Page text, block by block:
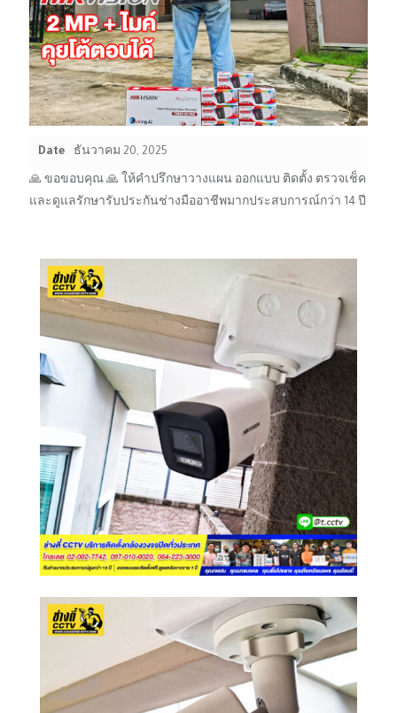
Date ธันวาคม 20, 2025
🙏 ขอขอบคุณ 🙏 ให้คำปรึกษาวางแผน ออกแบบ ติดตั้ง ตรวจเช็ค
และดูแลรักษารับประกันช่างมืออาชีพมากประสบการณ์กว่า 14 ปี